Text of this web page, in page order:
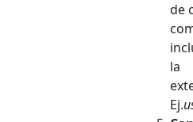
de
la
Ej.